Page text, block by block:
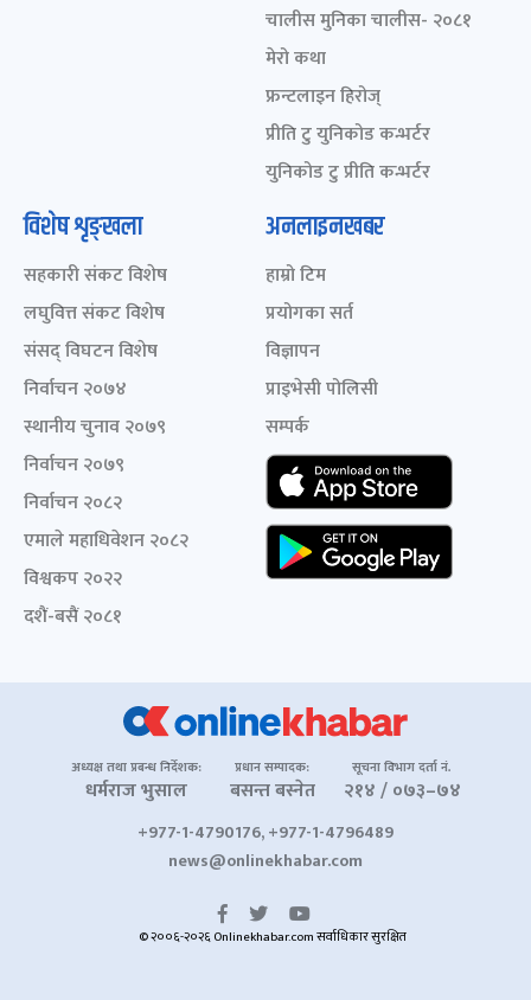
चालीस मुनिका चालीस- २०८१
मेरो कथा
फ्रन्टलाइन हिरोज्
प्रीति टु युनिकोड कन्भर्टर
युनिकोड टु प्रीति कन्भर्टर
विशेष शृङ्खला
सहकारी संकट विशेष
लघुवित्त संकट विशेष
संसद् विघटन विशेष
निर्वाचन २०७४
स्थानीय चुनाव २०७९
निर्वाचन २०७९
निर्वाचन २०८२
एमाले महाधिवेशन २०८२
विश्वकप २०२२
दशैं-बसैं २०८१
अनलाइनखबर
हाम्रो टिम
प्रयोगका सर्त
विज्ञापन
प्राइभेसी पोलिसी
सम्पर्क
अध्यक्ष तथा प्रबन्ध निर्देशक:
धर्मराज भुसाल
प्रधान सम्पादक:
बसन्त बस्नेत
सूचना विभाग दर्ता नं.
२१४ / ०७३–७४
+977-1-4790176, +977-1-4796489
news@onlinekhabar.com
© २००६-२०२६ Onlinekhabar.com सर्वाधिकार सुरक्षित